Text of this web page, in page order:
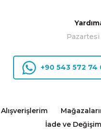
+90 543 572 74
Alışverişlerim
İade ve Değişim